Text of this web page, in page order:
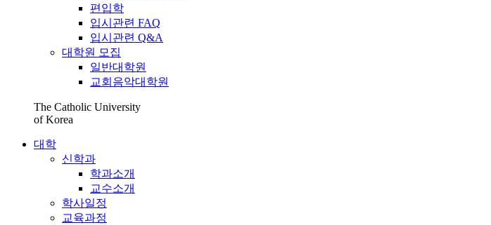
편입학
입시관련 FAQ
입시관련 Q&A
대학원 모집
일반대학원
교회음악대학원
The Catholic University
of Korea
대학
신학과
학과소개
교수소개
학사일정
교육과정